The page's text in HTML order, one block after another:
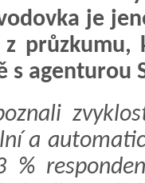
je
průzkumu,
s agenturou
a
%